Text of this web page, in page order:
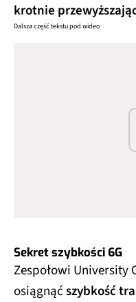
krotnie
Dalsza część tekstu pod wideo
Sekret szybkości 6G
Zespołowi University
osiągnąćszybkość